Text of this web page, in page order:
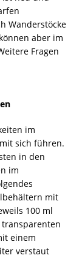
Wanderstöcke
aber im
Fragen
im
sich führen.
in den
im
mit
100 ml
einem
verstaut